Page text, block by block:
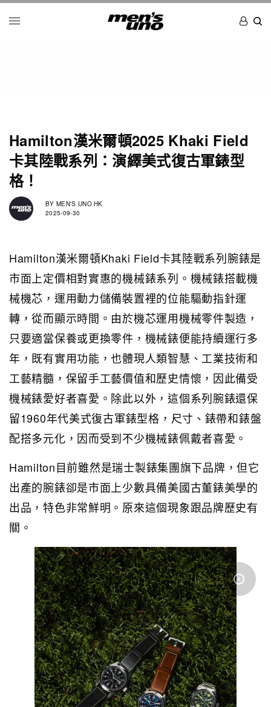
Hamilton漢米爾頓2025 Khaki Field
卡其陸戰系列：演繹美式復古軍錶型
格！
BY MEN'S UNO HK
2025-09-30
Hamilton漢米爾頓Khaki Field卡其陸戰系列腕錶是
市面上定價相對實惠的機械錶系列。機械錶搭載機
械機芯，運用動力儲備裝置裡的位能驅動指針運
轉，從而顯示時間。由於機芯運用機械零件製造，
只要適當保養或更換零件，機械錶便能持續運行多
年，既有實用功能，也體現人類智慧、工業技術和
工藝精髓，保留手工藝價值和歷史情懷，因此備受
機械錶愛好者喜愛。除此以外，這個系列腕錶還保
留1960年代美式復古軍錶型格，尺寸、錶帶和錶盤
配搭多元化，因而受到不少機械錶佩戴者喜愛。
Hamilton目前雖然是瑞士製錶集團旗下品牌，但它
出產的腕錶卻是市面上少數具備美國古董錶美學的
出品，特色非常鮮明。原來這個現象跟品牌歷史有
關。